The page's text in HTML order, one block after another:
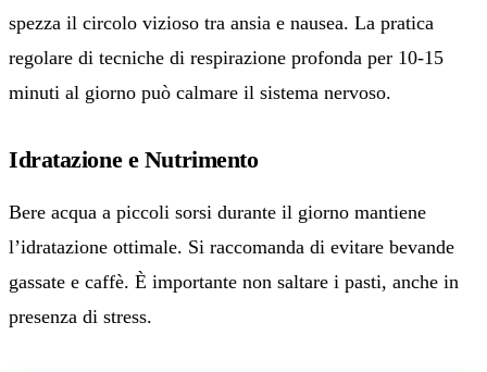
spezza il circolo vizioso tra ansia e nausea. La pratica
regolare di tecniche di respirazione profonda per 10-15
minuti al giorno può calmare il sistema nervoso.
Idratazione e Nutrimento
Bere acqua a piccoli sorsi durante il giorno mantiene
l’idratazione ottimale. Si raccomanda di evitare bevande
gassate e caffè. È importante non saltare i pasti, anche in
presenza di stress.